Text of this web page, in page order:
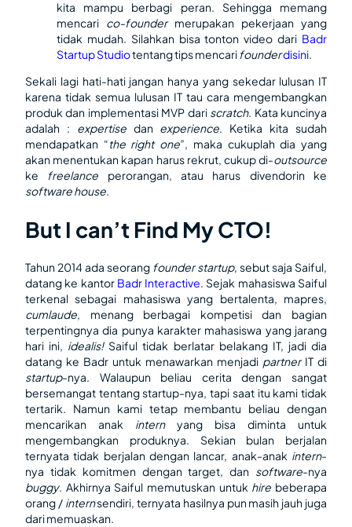
kita mampu berbagi peran. Sehingga memang
mencari co-foundermerupakan pekerjaan yang
tidak mudah. Silahkan bisa tonton video dari Badr
Startup Studiotentang tips mencari founderdisini.
Sekali lagi hati-hati jangan hanya yang sekedar lulusan IT
karena tidak semua lulusan IT tau cara mengembangkan
produk dan implementasi MVP dari scratch. Kata kuncinya
adalah : expertisedan experience. Ketika kita sudah
mendapatkan “the right one”, maka cukuplah dia yang
akan menentukan kapan harus rekrut, cukup di-outsource
ke freelance perorangan, atau harus divendorin ke
software house.
But I can’t Find My CTO!
Tahun 2014 ada seorang founder startup, sebut saja Saiful,
datang ke kantor Badr Interactive. Sejak mahasiswa Saiful
terkenal sebagai mahasiswa yang bertalenta, mapres,
cumlaude, menang berbagai kompetisi dan bagian
terpentingnya dia punya karakter mahasiswa yang jarang
hari ini, idealis!Saiful tidak berlatar belakang IT, jadi dia
datang ke Badr untuk menawarkan menjadi partnerIT di
startup-nya. Walaupun beliau cerita dengan sangat
bersemangat tentang startup-nya, tapi saat itu kami tidak
tertarik. Namun kami tetap membantu beliau dengan
mencarikan anak intern yang bisa diminta untuk
mengembangkan produknya. Sekian bulan berjalan
ternyata tidak berjalan dengan lancar, anak-anak intern-
nya tidak komitmen dengan target, dan software-nya
buggy. Akhirnya Saiful memutuskan untuk hire beberapa
orang / internsendiri, ternyata hasilnya pun masih jauh juga
dari memuaskan.